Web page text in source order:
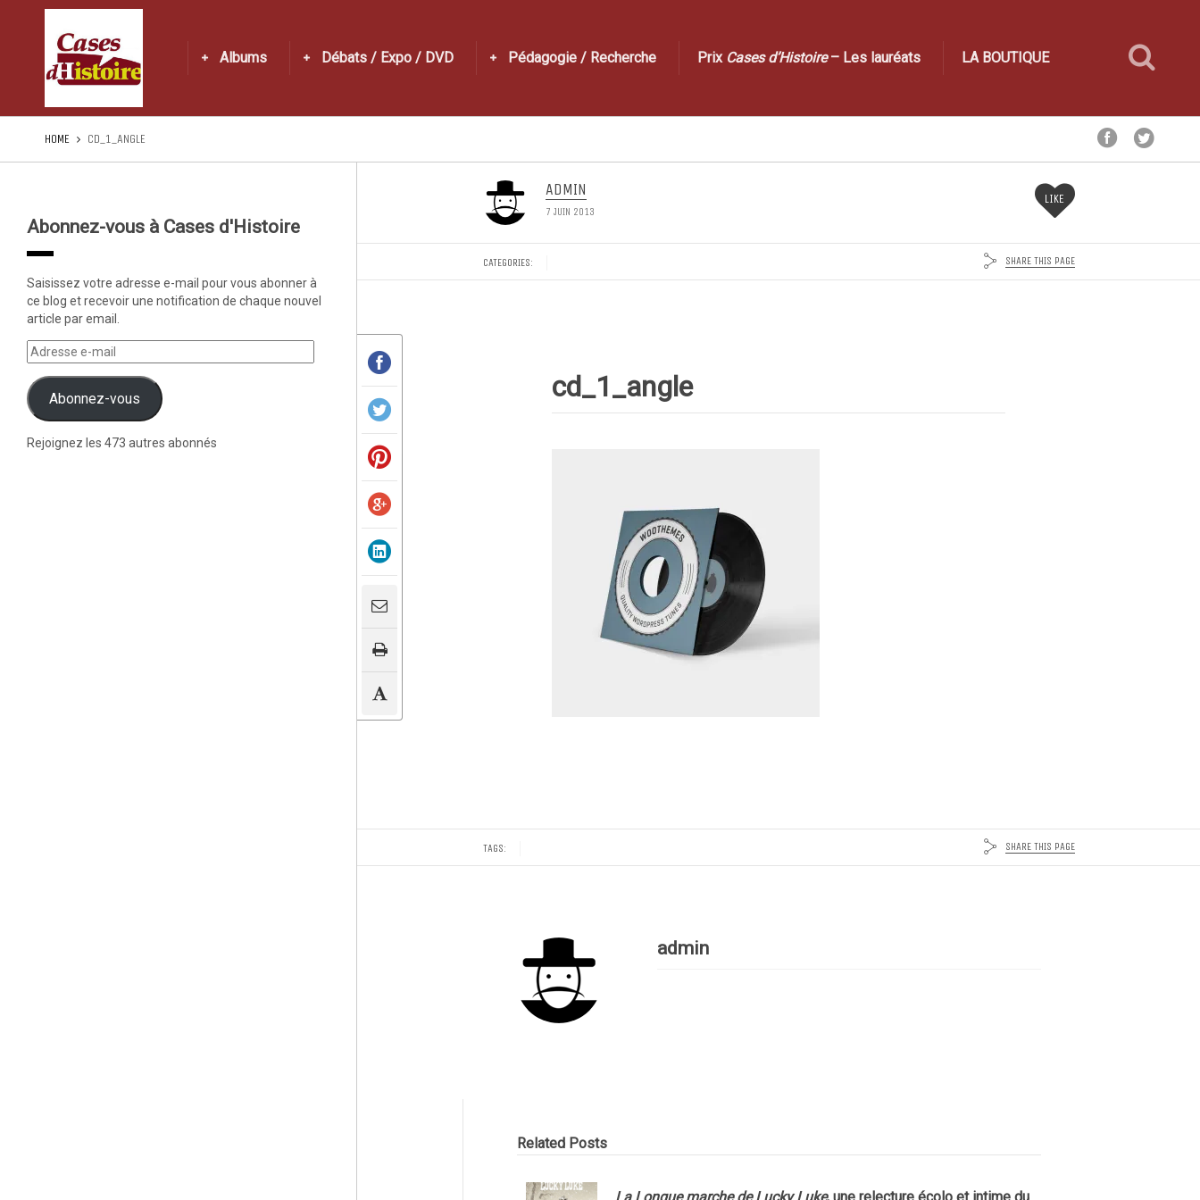
Albums Débats / Expo / DVD Pédagogie / Recherche Prix Cases d’Histoire– Les lauréats LA BOUTIQUE
HOME CD_1_ANGLE
Abonnez-vous à Cases d'Histoire
Saisissez votre adresse e-mail pour vous abonner à
ce blog et recevoir une notification de chaque nouvel
article par email.
Abonnez-vous
Rejoignez les 473 autres abonnés
ADMIN
7 JUIN 2013
LIKE
CATEGORIES: SHARE THIS PAGE
cd_1_angle
TAGS: SHARE THIS PAGE
admin
Related Posts